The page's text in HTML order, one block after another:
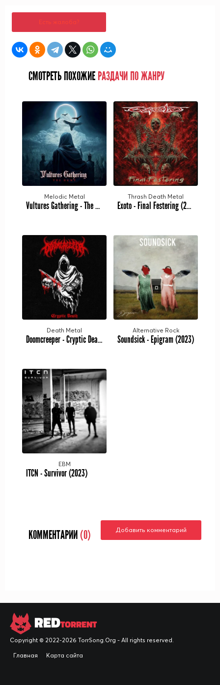
Есть жалоба?
СМОТРЕТЬ ПОХОЖИЕ РАЗДАЧИ ПО ЖАНРУ
Melodic Metal
Vultures Gathering - The Hunt (2023)
Thrash Death Metal
Exoto - Final Festering (2023)
Death Metal
Doomcreeper - Cryptic Death (2023)
Alternative Rock
Soundsick - Epigram (2023)
EBM
ITCN - Survivor (2023)
КОММЕНТАРИИ (0) Добавить комментарий
REDTORRENT
Copyright © 2022-2026 TorrSong.Org - All rights reserved.
Главная Карта сайта